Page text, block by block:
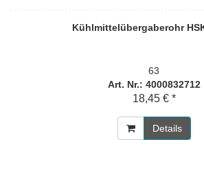
Kühlmittelübergaberohr
63
Art. Nr.: 4000832712
18,45 € *
Details